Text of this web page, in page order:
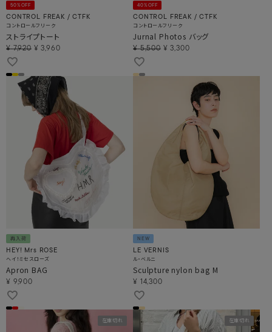
50%OFF
CONTROL FREAK / CTFK
コントロールフリーク
ストライプトート
¥ 7,920 ¥ 3,960
40%OFF
CONTROL FREAK / CTFK
コントロールフリーク
Jurnal Photos バッグ
¥ 5,500 ¥ 3,300
再入荷
HEY! Mrs ROSE
ヘイ！ミセスローズ
Apron BAG
¥ 9,900
NEW
LE VERNIS
ル・ベルニ
Sculpture nylon bag M
¥ 14,300
在庫切れ 在庫切れ